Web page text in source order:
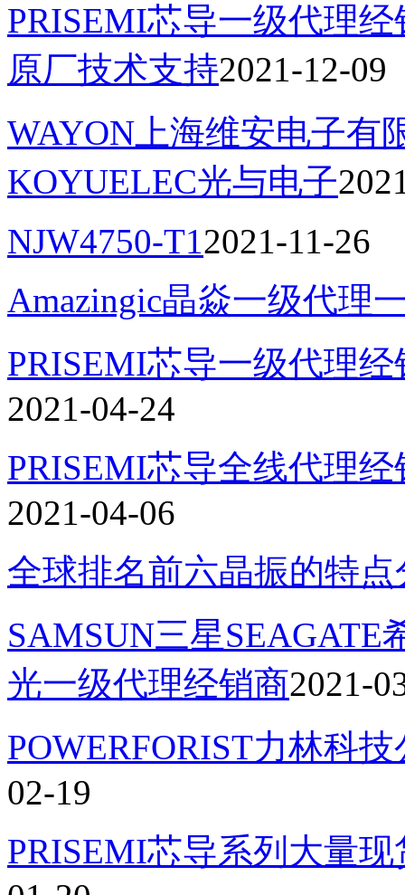
PRISEMI芯导一级代理
原厂技术支持2021-12-09
WAYON上海维安电子有
KOYUELEC光与电子
NJW4750-T12021-11-26
Amazingic晶焱一级代理
PRISEMI芯导一级代理
2021-04-24
PRISEMI芯导全线代理
2021-04-06
全球排名前六晶振的特点
SAMSUN三星SEAGATE
光一级代理经销商2021-
POWERFORIST力林科
02-19
PRISEMI芯导系列大量